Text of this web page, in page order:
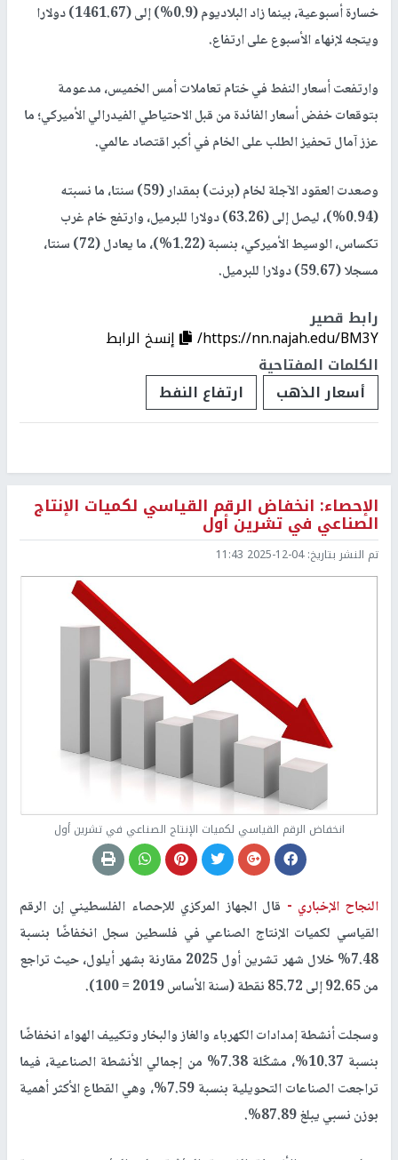
خسارة أسبوعية، بينما زاد البلاديوم (0.9%) إلى (1461.67) دولارا
ويتجه لإنهاء الأسبوع على ارتفاع.
وارتفعت أسعار النفط في ختام تعاملات أمس الخميس، مدعومة
بتوقعات خفض أسعار الفائدة من قبل الاحتياطي الفيدرالي الأميركي؛ ما
عزز آمال تحفيز الطلب على الخام في أكبر اقتصاد عالمي.
وصعدت العقود الآجلة لخام (برنت) بمقدار (59) سنتا، ما نسبته
(0.94%)، ليصل إلى (63.26) دولارا للبرميل، وارتفع خام غرب
تكساس، الوسيط الأميركي، بنسبة (1.22%)، ما يعادل (72) سنتا،
مسجلا (59.67) دولارا للبرميل.
رابط قصير
https://nn.najah.edu/BM3Y/
إنسخ الرابط
الكلمات المفتاحية
أسعار الذهب
ارتفاع النفط
الإحصاء: انخفاض الرقم القياسي لكميات الإنتاج
الصناعي في تشرين أول
تم النشر بتاريخ:2025-12-04 11:43
انخفاض الرقم القياسي لكميات الإنتاج الصناعي في تشرين أول
النجاح الإخباري - قال الجهاز المركزي للإحصاء الفلسطيني إن الرقم
القياسي لكميات الإنتاج الصناعي في فلسطين سجل انخفاضًا بنسبة
7.48% خلال شهر تشرين أول 2025 مقارنة بشهر أيلول، حيث تراجع
من 92.65 إلى 85.72 نقطة (سنة الأساس 2019 = 100).
وسجلت أنشطة إمدادات الكهرباء والغاز والبخار وتكييف الهواء انخفاضًا
بنسبة 10.37%، مشكّلة 7.38% من إجمالي الأنشطة الصناعية، فيما
تراجعت الصناعات التحويلية بنسبة 7.59%، وهي القطاع الأكثر أهمية
بوزن نسبي يبلغ 87.89%.